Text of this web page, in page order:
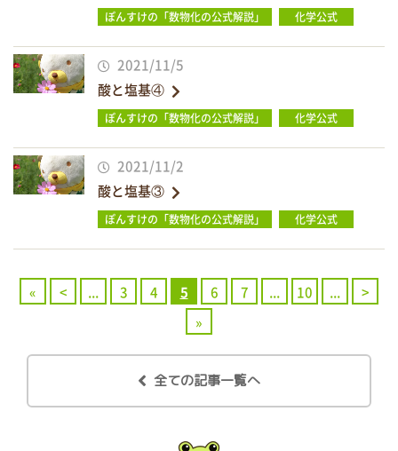
ぽんすけの「数物化の公式解説」 化学公式
2021/11/5
酸と塩基④
ぽんすけの「数物化の公式解説」 化学公式
2021/11/2
酸と塩基③
ぽんすけの「数物化の公式解説」 化学公式
« < ... 3 4 5 6 7 ... 10 ...
>
»
全ての記事一覧へ